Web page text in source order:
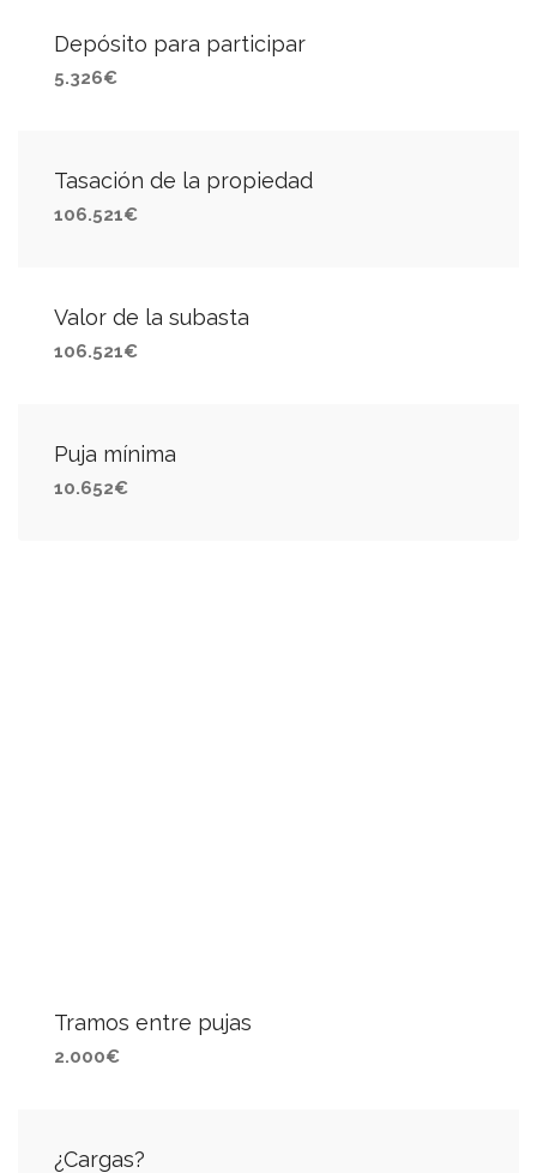
Depósito para participar
5.326€
Tasación de la propiedad
106.521€
Valor de la subasta
106.521€
Puja mínima
10.652€
Tramos entre pujas
2.000€
¿Cargas?